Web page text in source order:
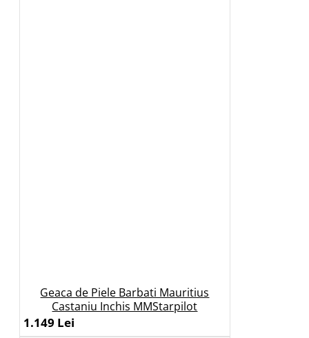
Geaca de Piele Barbati Mauritius
Castaniu Inchis MMStarpilot
1.149 Lei